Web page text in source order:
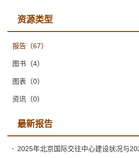
资源类型
报告 （67）
图书 （4）
图表 （0）
资讯 （0）
最新报告
2025年北京国际交往中心建设状况与